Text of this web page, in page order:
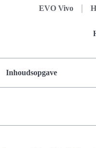
EVO Vivo
Inhoudsopgave